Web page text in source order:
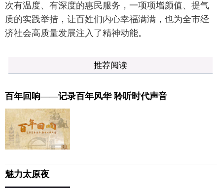
次有温度、有深度的惠民服务，一项项增颜值、提气
质的实践举措，让百姓们内心幸福满满，也为全市经
济社会高质量发展注入了精神动能。
推荐阅读
百年回响——记录百年风华 聆听时代声音
魅力太原夜